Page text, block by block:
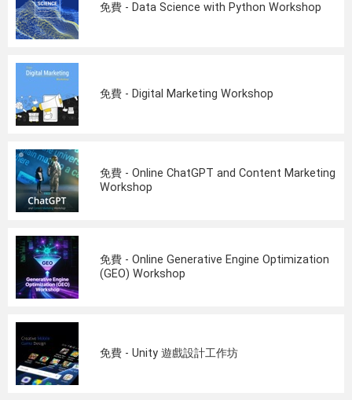
免費 - Data Science with Python Workshop
免費 - Digital Marketing Workshop
免費 - Online ChatGPT and Content Marketing
Workshop
免費 - Online Generative Engine Optimization
(GEO) Workshop
免費 - Unity 遊戲設計工作坊